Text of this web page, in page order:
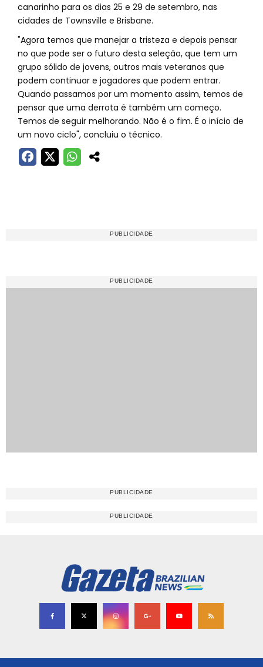
canarinho para os dias 25 e 29 de setembro, nas
cidades de Townsville e Brisbane.
"Agora temos que manejar a tristeza e depois pensar
no que pode ser o futuro desta seleção, que tem um
grupo sólido de jovens, outros mais veteranos que
podem continuar e jogadores que podem entrar.
Quando passamos por um momento assim, temos de
pensar que uma derrota é também um começo.
Temos de seguir melhorando. Não é o fim. É o início de
um novo ciclo", concluiu o técnico.